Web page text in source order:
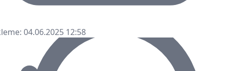
04.06.2025 12:58